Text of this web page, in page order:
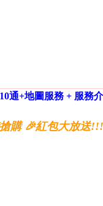
通+地圖服務 + 服務
購 🎉紅包大放送!!!